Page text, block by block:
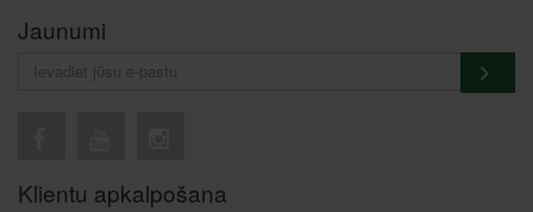
Jaunumi
Klientu apkalpošana